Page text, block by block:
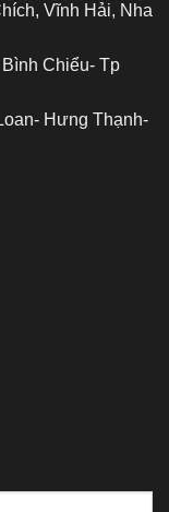
Vĩnh Hải, Nha
Chiểu- Tp
Hưng Thạnh-